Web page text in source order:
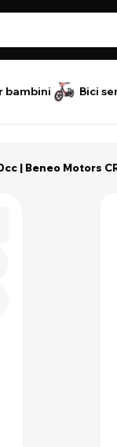
bambini Bici
| Beneo Motors